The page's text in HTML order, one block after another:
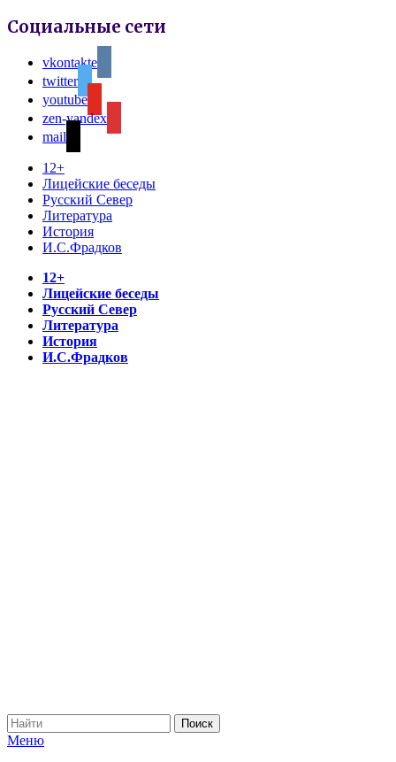
Социальные сети
vkontakte
twitter
youtube
zen-yandex
mail
12+
Лицейские беседы
Русский Север
Литература
История
И.С.Фрадков
12+
Лицейские беседы
Русский Север
Литература
История
И.С.Фрадков
Меню